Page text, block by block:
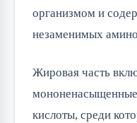
организмом и
незаменимых
Жировая часть
кислоты, среди